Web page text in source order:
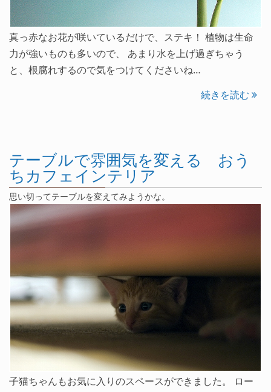
真っ赤なお花が咲いているだけで、ステキ！ 植物は生命
力が強いものも多いので、 あまり水を上げ過ぎちゃう
と、根腐れするので気をつけてくださいね…
続きを読む
テーブルで雰囲気を変える おう
ちカフェインテリア
思い切ってテーブルを変えてみようかな。
子猫ちゃんもお気に入りのスペースができました。 ロー